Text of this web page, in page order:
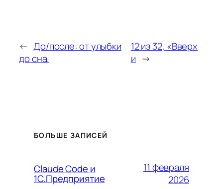
← До/после: от улыбки
до сна.
12 из 32, «Вверх
и →
БОЛЬШЕ ЗАПИСЕЙ
Claude Code и
1С.Предприятие
11 февраля
2026